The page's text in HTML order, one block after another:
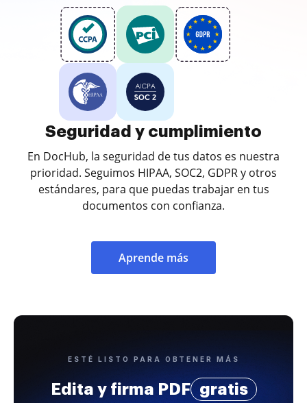
Seguridad y cumplimiento
En DocHub, la seguridad de tus datos es nuestra
prioridad. Seguimos HIPAA, SOC2, GDPR y otros
estándares, para que puedas trabajar en tus
documentos con confianza.
Aprende más
ESTÉ LISTO PARA OBTENER MÁS
Edita y firma PDF gratis